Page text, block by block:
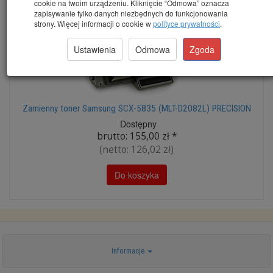
Zamienny toner Samsung SCX-5835 (MLT-D2082L) PRECISION
Dostępny
brutto: 155,00 zł*
(netto: 126,02 zł)
Do koszyka
Informacje
cookie na twoim urządzeniu. Kliknięcie “Odmowa” oznacza
zapisywanie tylko danych niezbędnych do funkcjonowania
strony. Więcej informacji o cookie wpolityce prywatności.
Ustawienia Odmowa Zgoda